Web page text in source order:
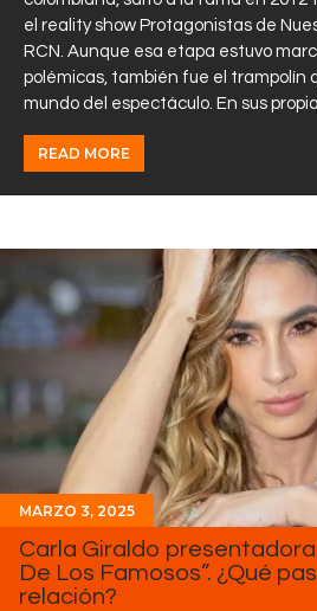
el reality show Protagonistas de
RCN. Aunque esa etapa estuvo
polémicas, también fue el trampolín
mundo del espectáculo. En sus
READ MORE
MARZO 3, 2025
Carla Giraldo presentadora
De Los Famosos”. ¿Qué
relación?